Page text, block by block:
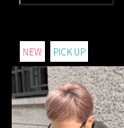
NEW PICK UP